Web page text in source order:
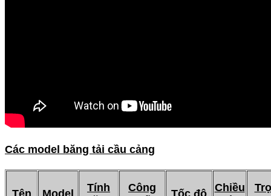
Các model băng tải cầu cảng
Tên Model
Tính
Công
Tốc độ
Chiều